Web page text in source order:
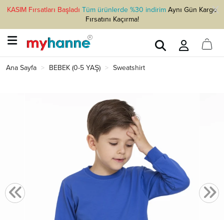
KASIM Fırsatları Başladı Tüm ürünlerde %30 indirimAynı Gün Kargo
Fırsatını Kaçırma!
Ana Sayfa BEBEK (0-5 YAŞ) Sweatshirt